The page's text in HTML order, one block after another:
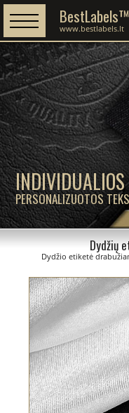
PERSONALIZUOTOS
www.bestlabels.lt
Dydžių
Dydžio etiketė